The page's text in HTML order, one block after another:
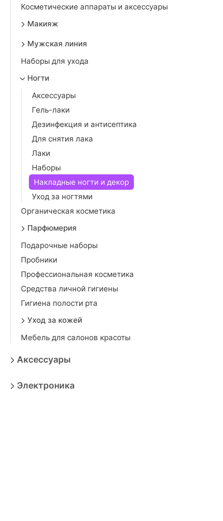
Косметические аппараты и аксессуары
Макияж
Мужская линия
Наборы для ухода
Ногти
Аксессуары
Гель-лаки
Дезинфекция и антисептика
Для снятия лака
Лаки
Наборы
Накладные ногти и декор
Уход за ногтями
Органическая косметика
Парфюмерия
Подарочные наборы
Пробники
Профессиональная косметика
Средства личной гигиены
Гигиена полости рта
Уход за кожей
Мебель для салонов красоты
Аксессуары
Электроника